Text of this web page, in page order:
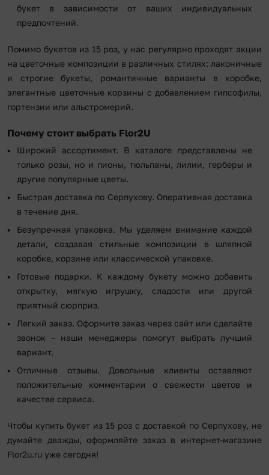
букет в зависимости от ваших индивидуальных
предпочтений.
Помимо букетов из 15 роз, у нас регулярно проходят акции
на цветочные композиции в различных стилях: лаконичные
и строгие букеты, романтичные варианты в коробке,
элегантные цветочные корзины с добавлением гипсофилы,
гортензии или альстромерий.
Почему стоит выбрать Flor2U
Широкий ассортимент. В каталоге представлены не
только розы, но и пионы, тюльпаны, лилии, герберы и
другие популярные цветы.
Быстрая доставка по Серпухову. Оперативная доставка
в течение дня.
Безупречная упаковка. Мы уделяем внимание каждой
детали, создавая стильные композиции в шляпной
коробке, корзине или классической упаковке.
Готовые подарки. К каждому букету можно добавить
открытку, мягкую игрушку, сладости или другой
приятный сюрприз.
Легкий заказ. Оформите заказ через сайт или сделайте
звонок – наши менеджеры помогут выбрать лучший
вариант.
Отличные отзывы. Довольные клиенты оставляют
положительные комментарии о свежести цветов и
качестве сервиса.
Чтобы купить букет из 15 роз с доставкой по Серпухову, не
думайте дважды, оформляйте заказ в интернет-магазине
Flor2u.ru уже сегодня!